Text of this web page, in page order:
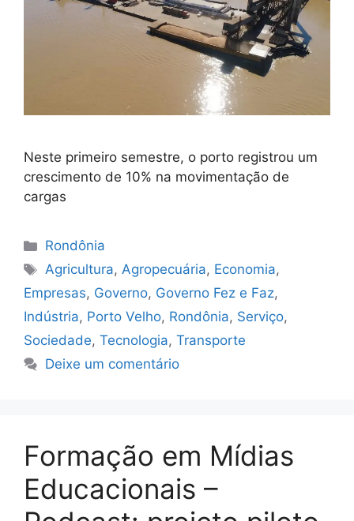
Neste primeiro semestre, o porto registrou um
crescimento de 10% na movimentação de
cargas
Categorias
Rondônia
Tags
Agricultura,Agropecuária, Economia,
Empresas, Governo, Governo Fez e Faz,
Indústria, Porto Velho, Rondônia, Serviço,
Sociedade, Tecnologia, Transporte
Deixe um comentário
Formação em Mídias
Educacionais –